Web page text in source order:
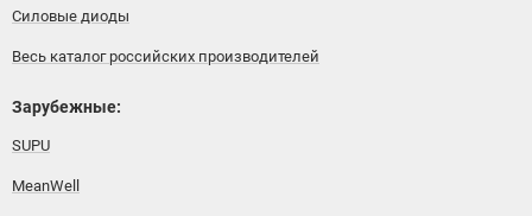
Силовые диоды
Весь каталог российских производителей
Зарубежные:
SUPU
MeanWell